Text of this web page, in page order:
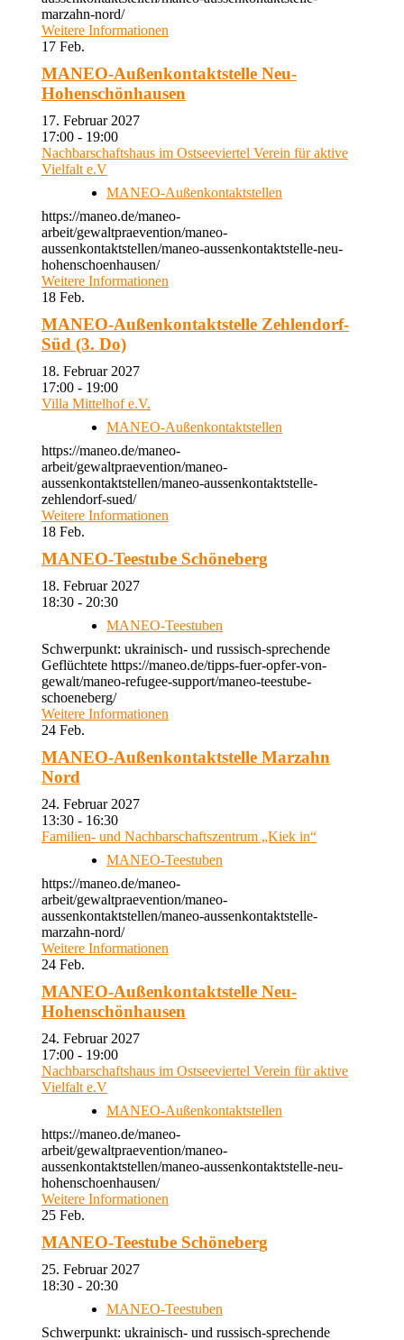
marzahn-nord/
Weitere Informationen
17 Feb.
MANEO-Außenkontaktstelle Neu-
Hohenschönhausen
17. Februar 2027
17:00 - 19:00
Nachbarschaftshaus im Ostseeviertel Verein für aktive
Vielfalt e.V
MANEO-Außenkontaktstellen
https://maneo.de/maneo-
arbeit/gewaltpraevention/maneo-
aussenkontaktstellen/maneo-aussenkontaktstelle-neu-
hohenschoenhausen/
Weitere Informationen
18 Feb.
MANEO-Außenkontaktstelle Zehlendorf-
Süd (3. Do)
18. Februar 2027
17:00 - 19:00
Villa Mittelhof e.V.
MANEO-Außenkontaktstellen
https://maneo.de/maneo-
arbeit/gewaltpraevention/maneo-
aussenkontaktstellen/maneo-aussenkontaktstelle-
zehlendorf-sued/
Weitere Informationen
18 Feb.
MANEO-Teestube Schöneberg
18. Februar 2027
18:30 - 20:30
MANEO-Teestuben
Schwerpunkt: ukrainisch- und russisch-sprechende
Geflüchtete https://maneo.de/tipps-fuer-opfer-von-
gewalt/maneo-refugee-support/maneo-teestube-
schoeneberg/
Weitere Informationen
24 Feb.
MANEO-Außenkontaktstelle Marzahn
Nord
24. Februar 2027
13:30 - 16:30
Familien- und Nachbarschaftszentrum „Kiek in“
MANEO-Teestuben
https://maneo.de/maneo-
arbeit/gewaltpraevention/maneo-
aussenkontaktstellen/maneo-aussenkontaktstelle-
marzahn-nord/
Weitere Informationen
24 Feb.
MANEO-Außenkontaktstelle Neu-
Hohenschönhausen
24. Februar 2027
17:00 - 19:00
Nachbarschaftshaus im Ostseeviertel Verein für aktive
Vielfalt e.V
MANEO-Außenkontaktstellen
https://maneo.de/maneo-
arbeit/gewaltpraevention/maneo-
aussenkontaktstellen/maneo-aussenkontaktstelle-neu-
hohenschoenhausen/
Weitere Informationen
25 Feb.
MANEO-Teestube Schöneberg
25. Februar 2027
18:30 - 20:30
MANEO-Teestuben
Schwerpunkt: ukrainisch- und russisch-sprechende